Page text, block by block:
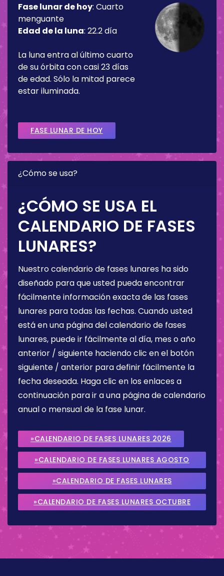
Fase lunar de hoy: Cuarto
menguante
Edad de la luna: 22.2 día
La luna entra al último cuarto
de su órbita con casi 23 días
de edad. Sólo la mitad parece
estar iluminada.
FASE LUNAR DE HOY
¿Cómo se usa?
¿CÓMO SE USA EL
CALENDARIO DE FASES
LUNARES?
Nuestro calendario de fases lunares ha sido
diseñado para que usted pueda encontrar
fácilmente información exacta de las fases
lunares para todas las fechas. Cuando usted
está en una página del calendario de fases
lunares, puede ir fácilmente al día, mes o año
anterior / siguiente haciendo clic en el botón
siguiente / anterior para definir fácilmente la
fecha deseada. Haga clic en los enlaces a
continuación para ir a una página de calendario
anual o mensual de la fase lunar.
»CALENDARIO DE FASES LUNARES 2026
»CALENDARIO DE FASES LUNARES AGOSTO
2026
»CALENDARIO DE FASES LUNARES
SEPTIEMBRE 2026
»CALENDARIO DE FASES LUNARES OCTUBRE